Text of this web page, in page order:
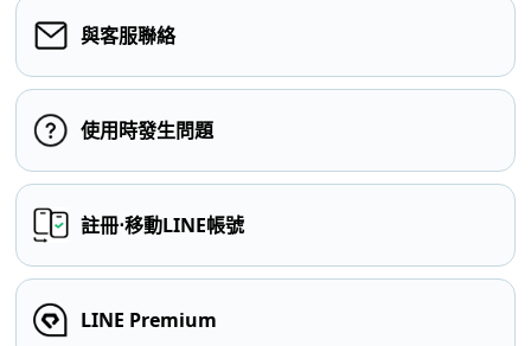
與客服聯絡
使用時發生問題
註冊⋅移動LINE帳號
LINE Premium